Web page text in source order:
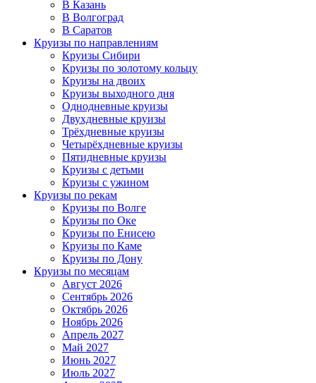
В Казань
В Волгоград
В Саратов
Круизы по направлениям
Круизы Сибири
Круизы по золотому кольцу
Круизы на двоих
Круизы выходного дня
Однодневные круизы
Двухдневные круизы
Трёхдневные круизы
Четырёхдневные круизы
Пятидневные круизы
Круизы с детьми
Круизы с ужином
Круизы по рекам
Круизы по Волге
Круизы по Оке
Круизы по Енисею
Круизы по Каме
Круизы по Дону
Круизы по месяцам
Август 2026
Сентябрь 2026
Октябрь 2026
Ноябрь 2026
Апрель 2027
Май 2027
Июнь 2027
Июль 2027